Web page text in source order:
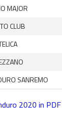
MAJOR
CLUB
SANREMO
2020 in